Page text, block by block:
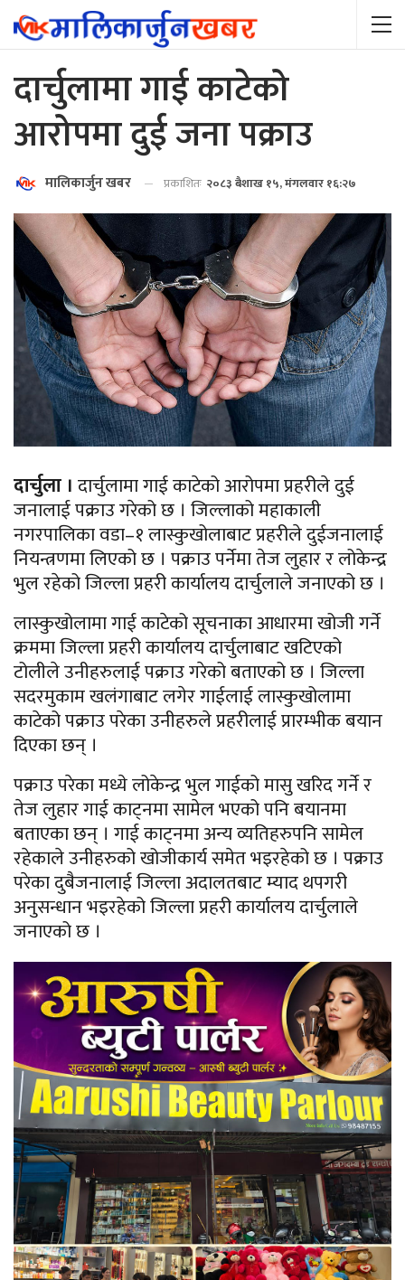
दार्चुलामा गाई काटेको
आरोपमा दुई जना पक्राउ
मालिकार्जुन खबर प्रकाशितः २०८३ बैशाख १५, मंगलवार १६:२७
दार्चुला । दार्चुलामा गाई काटेको आरोपमा प्रहरीले दुई
जनालाई पक्राउ गरेको छ । जिल्लाको महाकाली
नगरपालिका वडा–१ लास्कुखोलाबाट प्रहरीले दुईजनालाई
नियन्त्रणमा लिएको छ । पक्राउ पर्नेमा तेज लुहार र लोकेन्द्र
भुल रहेको जिल्ला प्रहरी कार्यालय दार्चुलाले जनाएको छ ।
लास्कुखोलामा गाई काटेको सूचनाका आधारमा खोजी गर्ने
क्रममा जिल्ला प्रहरी कार्यालय दार्चुलाबाट खटिएको
टोलीले उनीहरुलाई पक्राउ गरेको बताएको छ । जिल्ला
सदरमुकाम खलंगाबाट लगेर गाईलाई लास्कुखोलामा
काटेको पक्राउ परेका उनीहरुले प्रहरीलाई प्रारम्भीक बयान
दिएका छन् ।
पक्राउ परेका मध्ये लोकेन्द्र भुल गाईको मासु खरिद गर्ने र
तेज लुहार गाई काट्नमा सामेल भएको पनि बयानमा
बताएका छन् । गाई काट्नमा अन्य व्यतिहरुपनि सामेल
रहेकाले उनीहरुको खोजीकार्य समेत भइरहेको छ । पक्राउ
परेका दुबैजनालाई जिल्ला अदालतबाट म्याद थपगरी
अनुसन्धान भइरहेको जिल्ला प्रहरी कार्यालय दार्चुलाले
जनाएको छ ।